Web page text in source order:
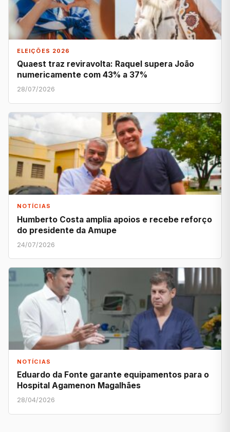
ELEIÇÕES 2026
Quaest traz reviravolta: Raquel supera João
numericamente com 43% a 37%
28/07/2026
NOTÍCIAS
Humberto Costa amplia apoios e recebe reforço
do presidente da Amupe
24/07/2026
NOTÍCIAS
Eduardo da Fonte garante equipamentos para o
Hospital Agamenon Magalhães
28/04/2026